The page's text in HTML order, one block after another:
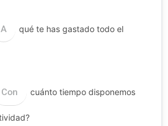
A qué te has gastado todo el
Con cuánto tiempo disponemos